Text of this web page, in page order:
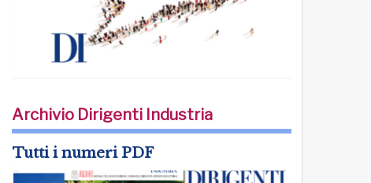
Archivio Dirigenti Industria
Tutti i numeri PDF